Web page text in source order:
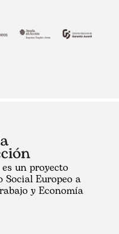
un proyecto
Social Europeo a
y Economía